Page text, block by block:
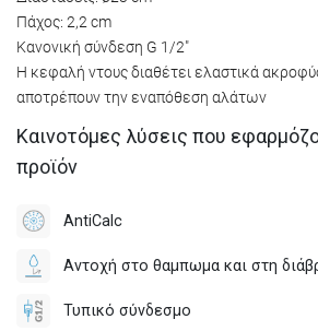
Πάχος: 2,2 cm
Κανονική σύνδεση G 1/2"
Η κεφαλή ντους διαθέτει ελαστικά
αποτρέπουν την εναπόθεση αλάτων
Καινοτόμες λύσεις που
προϊόν
AntiCalc
Αντοχή στο θαμπωμα και στη
Τυπικό σύνδεσμο